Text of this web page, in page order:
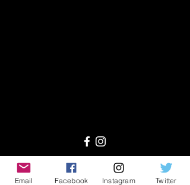
#4ESydney
Email Facebook Instagram Twitter